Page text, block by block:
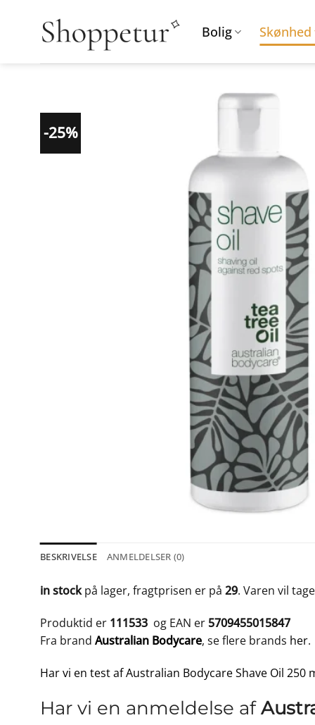
Bolig Skønhed
-25%
BESKRIVELSE ANMELDELSER (0)
in stockpå lager, fragtprisen er på 29. Varen vil
Produktid er 111533 og EAN er 5709455015847
Fra brand Australian Bodycare, se flere brands her.
Har vi en test af Australian Bodycare Shave Oil 250
Har vi en anmeldelse af